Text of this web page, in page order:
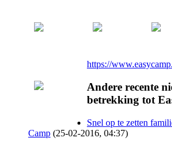
https://
Andere recente
betrekking tot
Snel op te zetten
Camp (25-02-2016, 04:37)